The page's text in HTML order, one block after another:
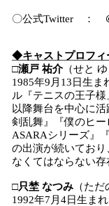
〇公式Twitter ：
◆キャストプロフィ
□瀬戸 祐介（せと
1985年9月13日生ま
ル『テニスの王子様
以降舞台を中心に
剣乱舞』『僕のヒ
ASARAシリーズ』
の出演が続いてお
なくてはならない存
□只埜 なつみ （た
1992年7月4日生ま